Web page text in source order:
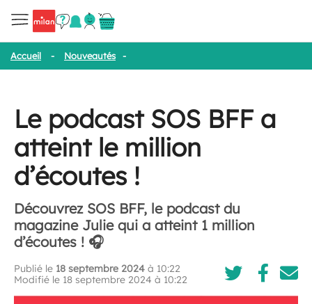
Accueil - Nouveautés -
Le podcast SOS BFF a
atteint le million
d’écoutes !
Découvrez SOS BFF, le podcast du
magazine Julie qui a atteint 1 million
d’écoutes ! 🎧
Publié le 18 septembre 2024 à 10:22
Modifié le 18 septembre 2024 à 10:22